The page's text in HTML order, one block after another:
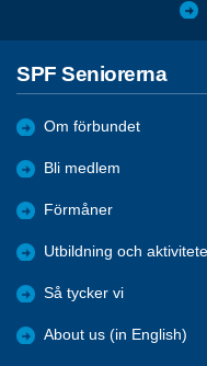
SPF Seniorerna
Om förbundet
Bli medlem
Förmåner
Utbildning och
Så tycker vi
About us (in English)